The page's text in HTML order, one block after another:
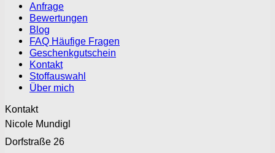
Anfrage
Bewertungen
Blog
FAQ Häufige Fragen
Geschenkgutschein
Kontakt
Stoffauswahl
Über mich
Kontakt
Nicole Mundigl
Dorfstraße 26